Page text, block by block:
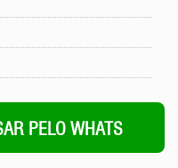
PELO WHATS